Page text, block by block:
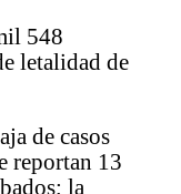
548
letalidad de
de casos
reportan 13
la